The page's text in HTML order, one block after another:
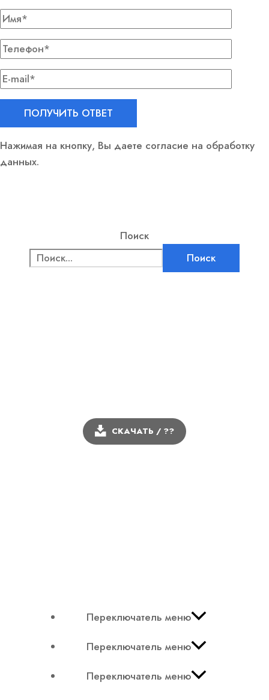
Нажимая на кнопку, Вы даете согласие на обработку
данных.
Поиск
Поиск
СКАЧАТЬ / ??
Переключатель меню
Переключатель меню
Переключатель меню